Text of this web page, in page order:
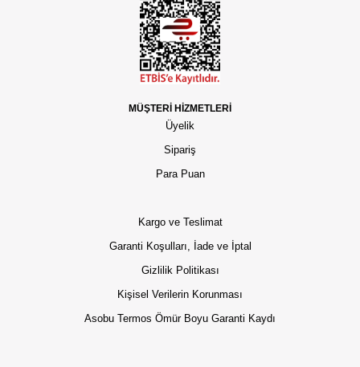
MÜŞTERİ HİZMETLERİ
Üyelik
Sipariş
Para Puan
Kargo ve Teslimat
Garanti Koşulları, İade ve İptal
Gizlilik Politikası
Kişisel Verilerin Korunması
Asobu Termos Ömür Boyu Garanti Kaydı